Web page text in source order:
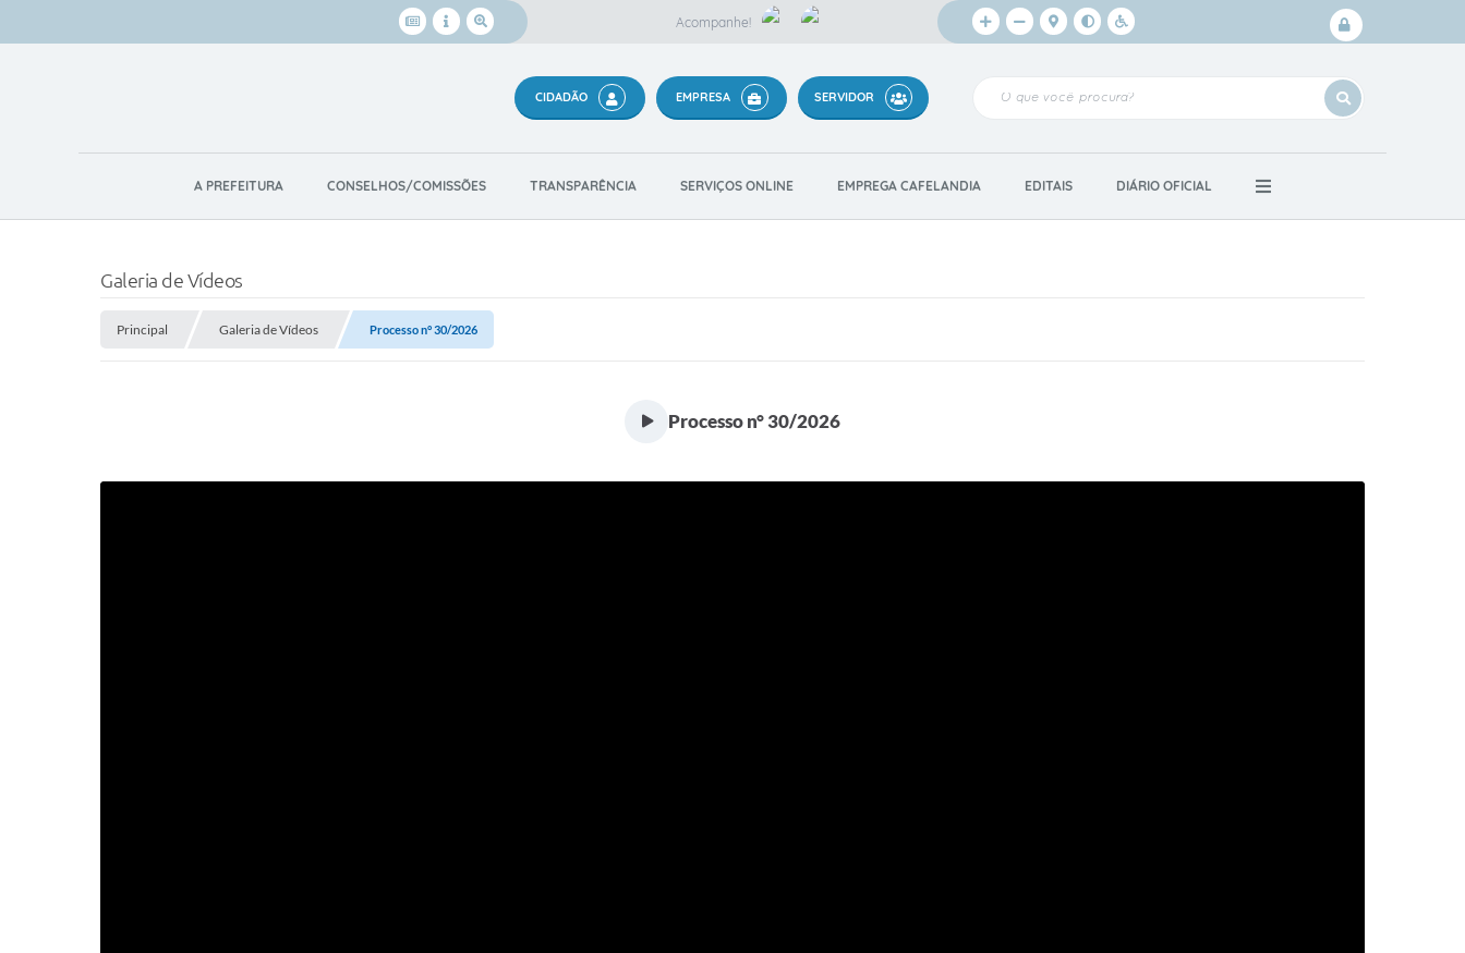
Login /
Acompanhe!
CIDADÃO EMPRESA SERVIDOR
A PREFEITURA CONSELHOS/COMISSÕES TRANSPARÊNCIA SERVIÇOS ONLINE EMPREGA CAFELANDIA EDITAIS DIÁRIO OFICIAL
Galeria de Vídeos
Principal Galeria de Vídeos Processo n° 30/2026
Processo n° 30/2026